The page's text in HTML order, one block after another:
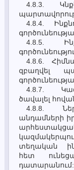
4.8.3.
4.8.4.
4.8.5.
4.8.6.
զբաղվել
4.8.7.
ծավալել
4.8.8.
անդամների
տեղական
հետ